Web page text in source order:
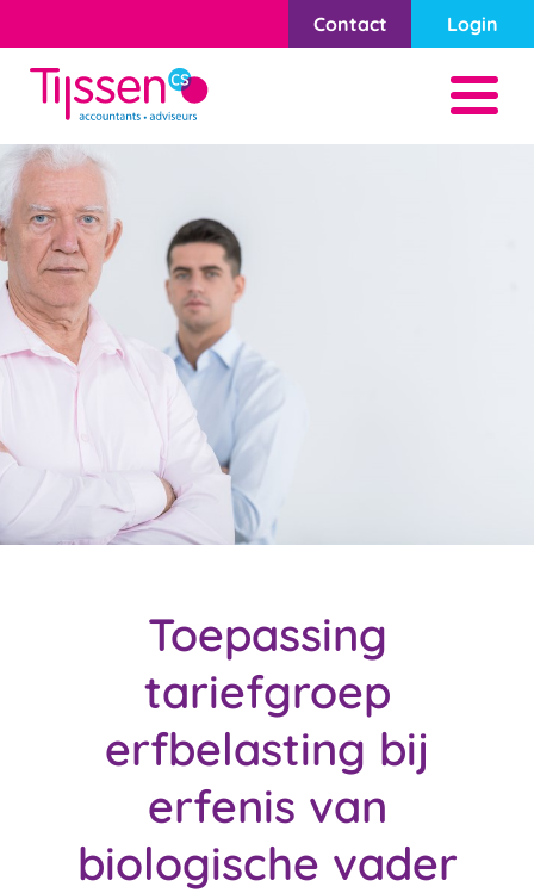
Contact Login
Toepassing
tariefgroep
erfbelasting bij
erfenis van
biologische vader